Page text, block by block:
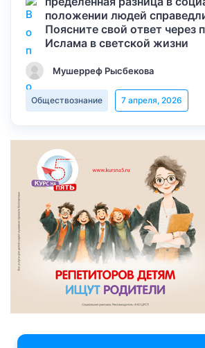
положении людей
Поясните свой ответ через
Ислама в светской жизни
Мушерреф Рысбекова
Обществознание 7 апреля, 2026